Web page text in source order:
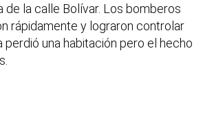
de la calle Bolívar. Los bomberos
rápidamente y lograron controlar
perdió una habitación pero el hecho